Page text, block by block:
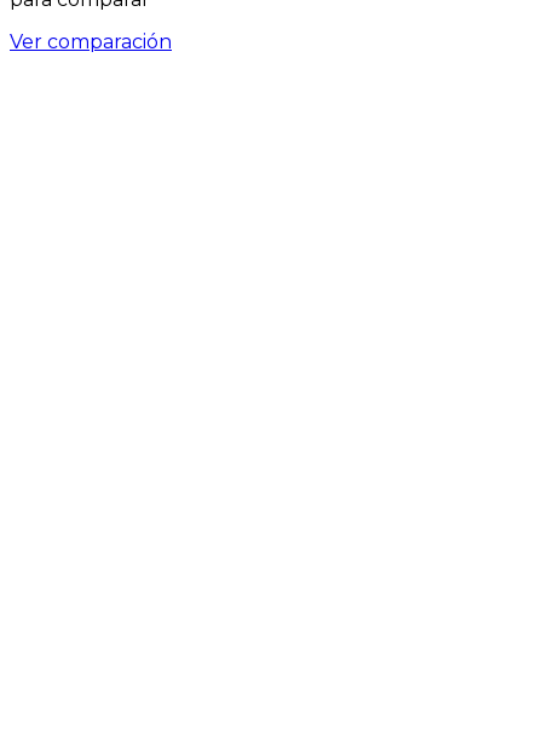
Ver comparación